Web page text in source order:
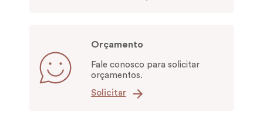
Orçamento
Fale conosco para solicitar
orçamentos.
Solicitar